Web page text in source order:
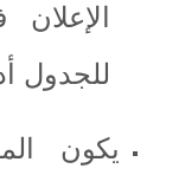
للجدول
يكون